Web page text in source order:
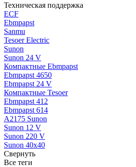
Техническая поддержка
ECF
Ebmpapst
Sanmu
Tesoer Electric
Sunon
Sunon 24 V
Компактные Ebmpapst
Ebmpapst 4650
Ebmpapst 24 V
Компактные Tesoer
Ebmpapst 412
Ebmpapst 614
A2175 Sunon
Sunon 12 V
Sunon 220 V
Sunon 40x40
Свернуть
Все теги